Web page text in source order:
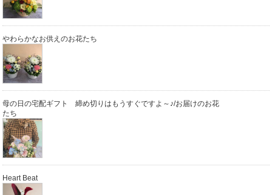
やわらかなお供えのお花たち
母の日の宅配ギフト 締め切りはもうすぐですよ～♪/お届けのお花
たち
Heart Beat